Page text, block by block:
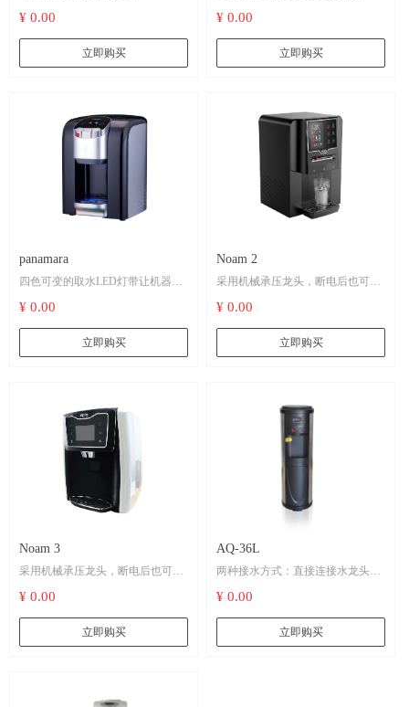
¥ 0.00
立即购买
¥ 0.00
立即购买
panamara
四色可变的取水LED灯带让机器显
得更时尚
¥ 0.00
立即购买
Noam 2
采用机械承压龙头，断电后也可正
常取水
¥ 0.00
立即购买
Noam 3
采用机械承压龙头，断电后也可正
常取水
¥ 0.00
立即购买
AQ-36L
两种接水方式：直接连接水龙头，
采用桶装水
¥ 0.00
立即购买